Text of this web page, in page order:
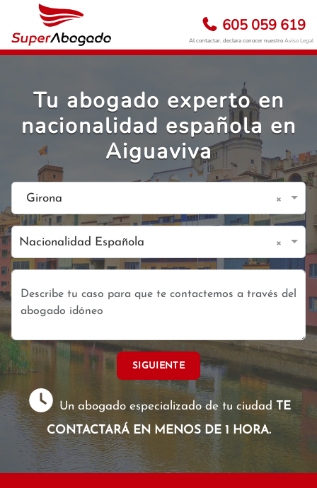
605 059 619
Al contactar, declara conocer nuestroAviso Legal
Tu abogado experto en
nacionalidad española en
Aiguaviva
Girona ×
Nacionalidad Española ×
SIGUIENTE
Un abogado especializado de tu ciudad TE
CONTACTARÁ EN MENOS DE 1 HORA.